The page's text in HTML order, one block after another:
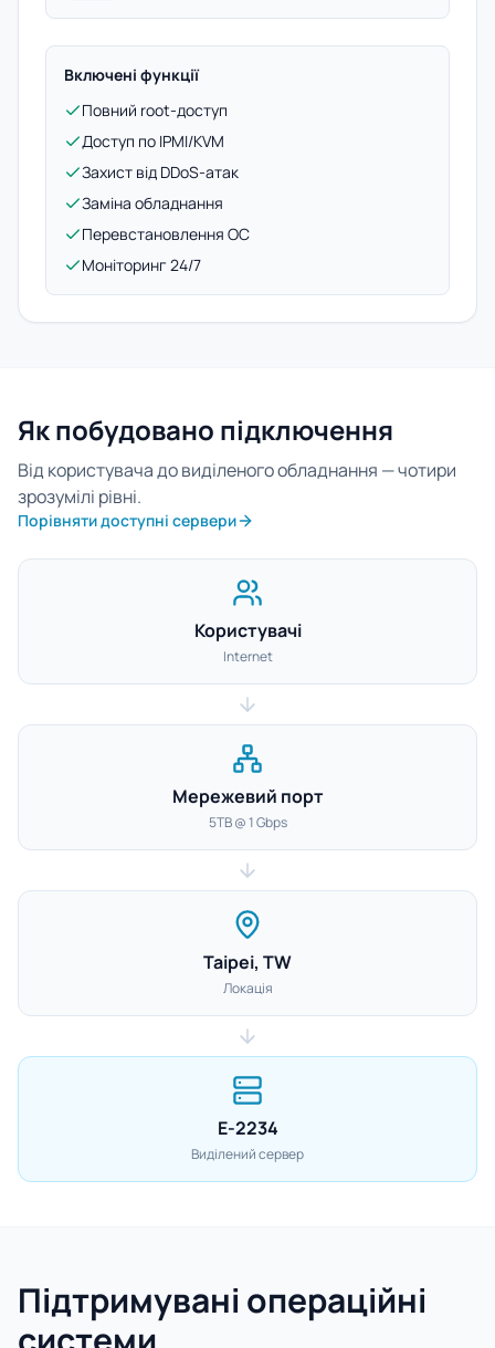
Включені функції
Повний root-доступ
Доступ по IPMI/KVM
Захист від DDoS-атак
Заміна обладнання
Перевстановлення ОС
Моніторинг 24/7
Як побудовано підключення
Від користувача до виділеного обладнання — чотири
зрозумілі рівні.
Порівняти доступні сервери
Користувачі
Internet
Мережевий порт
5TB @ 1 Gbps
Taipei, TW
Локація
E-2234
Виділений сервер
Підтримувані операційні